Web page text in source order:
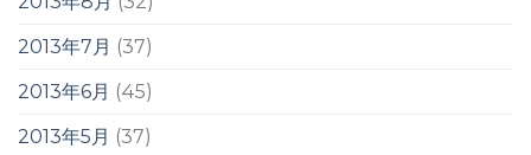
2013年7月 (37)
2013年6月 (45)
2013年5月 (37)